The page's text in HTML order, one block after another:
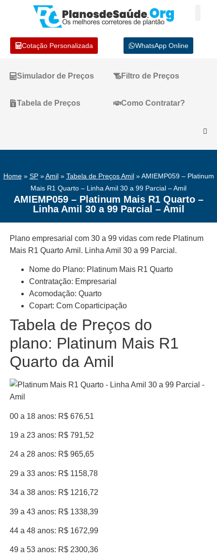
Cotação Personalizada WhatsApp Online
Simulador de Preços Filtro de Preços
Tabela de Preços Como Contratar?
Home» SP» Amil » Tabela de Preços Amil » AMIEMP059 – Platinum
Mais R1 Quarto – Linha Amil 30 a 99 Parcial – Amil
AMIEMP059 – Platinum Mais R1 Quarto –
Linha Amil 30 a 99 Parcial – Amil
Plano empresarial com 30 a 99 vidas com rede Platinum
Mais R1 Quarto Amil. Linha Amil 30 a 99 Parcial.
Nome do Plano: Platinum Mais R1 Quarto
Contratação: Empresarial
Acomodação: Quarto
Copart: Com Coparticipação
Tabela de Preços do
plano: Platinum Mais R1
Quarto da Amil
00 a 18 anos: R$ 676,51
19 a 23 anos: R$ 791,52
24 a 28 anos: R$ 965,65
29 a 33 anos: R$ 1158,78
34 a 38 anos: R$ 1216,72
39 a 43 anos: R$ 1338,39
44 a 48 anos: R$ 1672,99
49 a 53 anos: R$ 2300,36